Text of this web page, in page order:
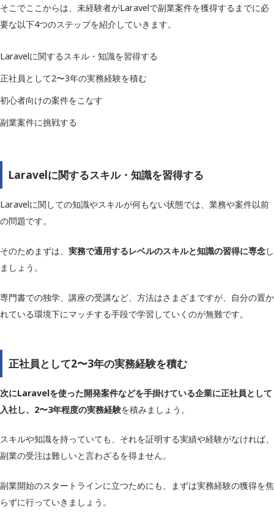
そこでここからは、未経験者がLaravelで副業案件を獲得するまでに必
要な以下4つのステップを紹介していきます。
Laravelに関するスキル・知識を習得する
正社員として2〜3年の実務経験を積む
初心者向けの案件をこなす
副業案件に挑戦する
Laravelに関するスキル・知識を習得する
Laravelに関しての知識やスキルが何もない状態では、業務や案件以前
の問題です。
そのためまずは、 実務で通用するレベルのスキルと知識の習得に専念し
ましょう。
専門書での独学、講座の受講など、方法はさまざまですが、自分の置か
れている環境下にマッチする手段で学習していくのが無難です。
正社員として2〜3年の実務経験を積む
次にLaravelを使った開発案件などを手掛けている企業に正社員として
入社し、2〜3年程度の実務経験を積みましょう。
スキルや知識を持っていても、それを証明する実績や経験がなければ、
副業の受注は難しいと言わざるを得ません。
副業開始のスタートラインに立つためにも、まずは実務経験の獲得を焦
らずに行っていきましょう。